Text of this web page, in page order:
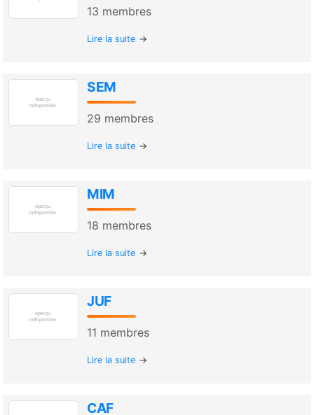
13 membres
Lire la suite
SEM
29 membres
Lire la suite
MIM
18 membres
Lire la suite
JUF
11 membres
Lire la suite
CAF